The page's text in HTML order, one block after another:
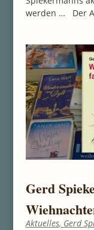
werden … Der
Gerd
Aktuelles, Gerd